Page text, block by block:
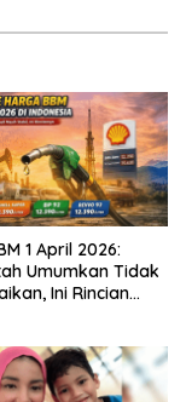
1 April 2026:
Umumkan Tidak
Ini Rincian